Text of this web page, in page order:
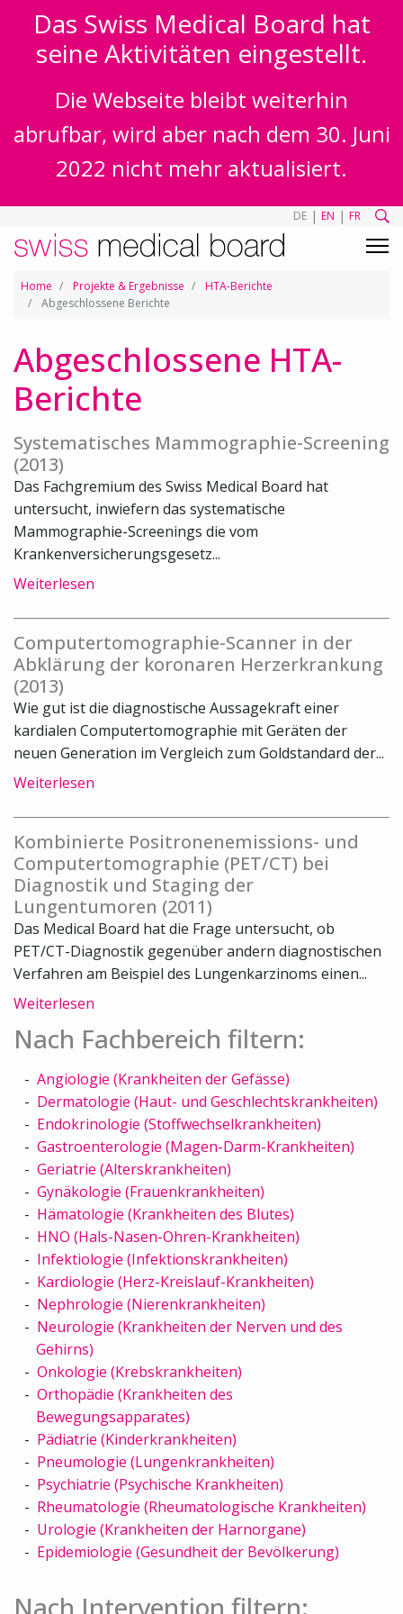
Das Swiss Medical Board hat
seine Aktivitäten eingestellt.
Die Webseite bleibt weiterhin
abrufbar, wird aber nach dem 30. Juni
2022 nicht mehr aktualisiert.
DE | EN | FR
Home Projekte & Ergebnisse
HTA-Berichte
Abgeschlossene Berichte
Abgeschlossene HTA-
Berichte
Systematisches Mammographie-Screening
(2013)
Das Fachgremium des Swiss Medical Board hat
untersucht, inwiefern das systematische
Mammographie-Screenings die vom
Krankenversicherungsgesetz...
Weiterlesen
Computertomographie-Scanner in der
Abklärung der koronaren Herzerkrankung
(2013)
Wie gut ist die diagnostische Aussagekraft einer
kardialen Computertomographie mit Geräten der
neuen Generation im Vergleich zum Goldstandard der...
Weiterlesen
Kombinierte Positronenemissions- und
Computertomographie (PET/CT) bei
Diagnostik und Staging der
Lungentumoren (2011)
Das Medical Board hat die Frage untersucht, ob
PET/CT-Diagnostik gegenüber andern diagnostischen
Verfahren am Beispiel des Lungenkarzinoms einen...
Weiterlesen
Nach Fachbereich filtern:
Angiologie (Krankheiten der Gefässe)
Dermatologie (Haut- und Geschlechtskrankheiten)
Endokrinologie (Stoffwechselkrankheiten)
Gastroenterologie (Magen-Darm-Krankheiten)
Geriatrie (Alterskrankheiten)
Gynäkologie (Frauenkrankheiten)
Hämatologie (Krankheiten des Blutes)
HNO (Hals-Nasen-Ohren-Krankheiten)
Infektiologie (Infektionskrankheiten)
Kardiologie (Herz-Kreislauf-Krankheiten)
Nephrologie (Nierenkrankheiten)
Neurologie (Krankheiten der Nerven und des
Gehirns)
Onkologie (Krebskrankheiten)
Orthopädie (Krankheiten des
Bewegungsapparates)
Pädiatrie (Kinderkrankheiten)
Pneumologie (Lungenkrankheiten)
Psychiatrie (Psychische Krankheiten)
Rheumatologie (Rheumatologische Krankheiten)
Urologie (Krankheiten der Harnorgane)
Epidemiologie (Gesundheit der Bevölkerung)
Nach Intervention filtern: